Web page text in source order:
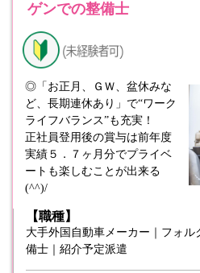
ゲンでの整備士
◎「お正月、ＧＷ、盆休みな
ど、長期連休あり」で“ワーク
ライフバランス”も充実！
正社員登用後の賞与は前年度
実績５．７ヶ月分でプライベ
ートも楽しむことが出来る
(^^)/
【職種】
大手外国自動車メーカー｜フォ
備士｜紹介予定派遣